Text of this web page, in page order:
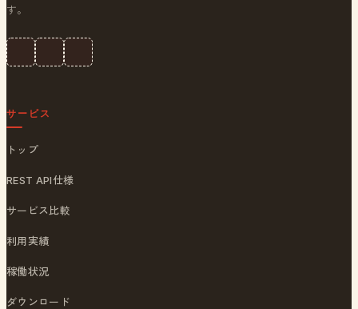
す。
サービス
トップ
REST API仕様
サービス比較
利用実績
稼働状況
ダウンロード